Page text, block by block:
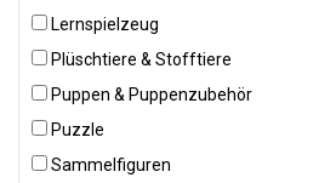
Lernspielzeug
Plüschtiere & Stofftiere
Puppen & Puppenzubehör
Puzzle
Sammelfiguren